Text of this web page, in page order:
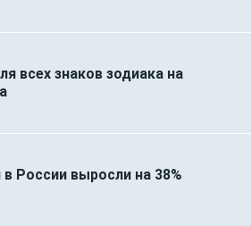
всех знаков зодиака на
России выросли на 38%